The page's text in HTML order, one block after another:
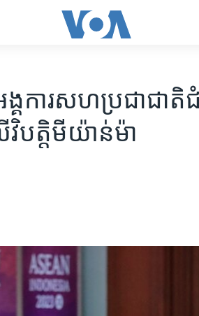
ង្គការ​សហប្រជាជាតិ​
វិបត្តិ​មីយ៉ាន់ម៉ា